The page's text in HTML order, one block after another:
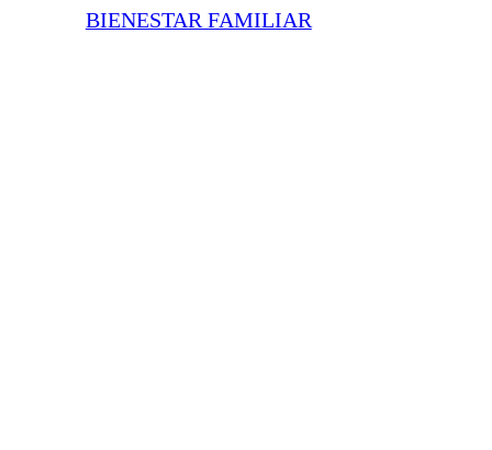
BIENESTAR FAMILIAR